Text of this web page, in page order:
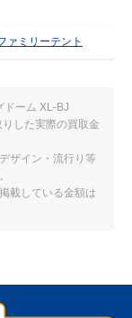
ァミリーテント
ドーム XL-BJ
した実際の買取金
ザイン・流行り等
載している金額は